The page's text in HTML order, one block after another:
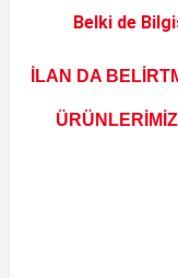
Belki de
İLAN DA